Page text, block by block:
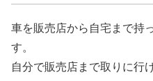
車を販売店から自宅まで持
す。
自分で販売店まで取りに行